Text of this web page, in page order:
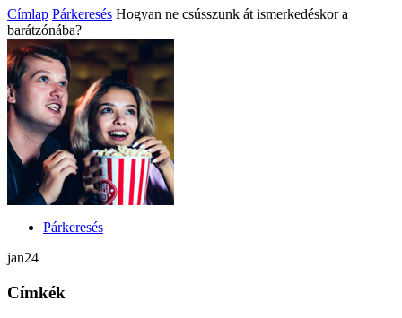
Címlap Párkeresés Hogyan ne csússzunk át ismerkedéskor a
barátzónába?
Párkeresés
jan24
Címkék